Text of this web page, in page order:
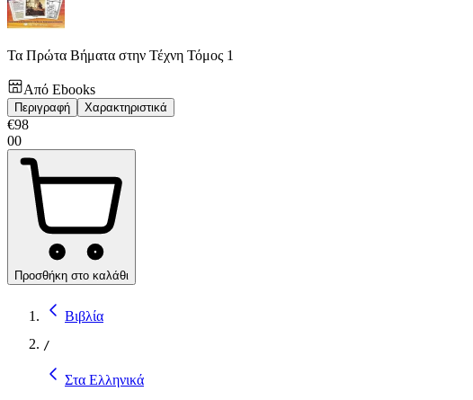
Τα Πρώτα Βήματα στην Τέχνη Τόμος 1
Από Ebooks
Περιγραφή Χαρακτηριστικά
€98
00
Προσθήκη στο καλάθι
Βιβλία
/
Στα Ελληνικά